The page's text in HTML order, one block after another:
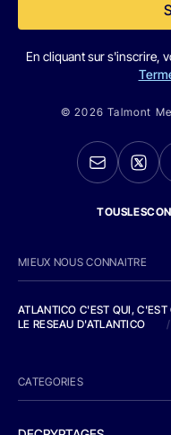
En cliquant sur s'inscrire,
© 2026 Talmont
MIEUX NOUS CONNAITRE
ATLANTICO C'EST QUI, C'EST
LE RESEAU D'ATLANTICO
/
CATEGORIES